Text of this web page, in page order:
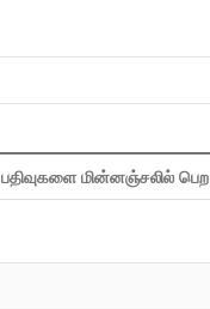
பதிவுகளை மின்னஞ்சலில் பெற